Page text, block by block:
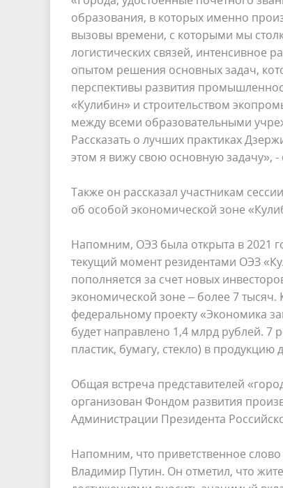
образования, в которых именно
вызовы времени, с которыми мы
логистических связей, интенсивное
опытом решения основных задач,
перспективы развития
«Кулибин» и строительством
между всеми образовательными
Рассказать о лучших практиках
этом я вижу свою основную задачу»,
Также он рассказал участникам
об особой экономической зоне
Напомним, ОЭЗ была открыта в 2021
текущий момент резидентами ОЭЗ
пополняется за счет новых
экономической зоне – более 7
федеральному проекту «Экономика
будет направлено 1,4 млрд рублей. 7
пластик, бумагу, стекло) в
Общая встреча представителей
организован Фондом развития
Администрации Президента
Напомним, что приветственное
Владимир Путин. Он отметил, что